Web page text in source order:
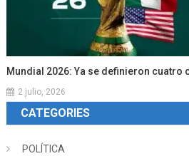
Mundial 2026: Ya se definieron cuatro
2 julio, 2026
CATEGORIES
POLÍTICA